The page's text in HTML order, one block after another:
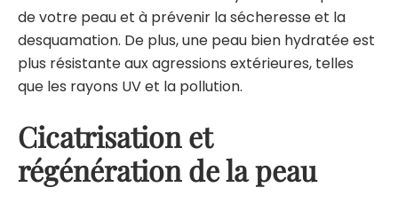
de votre peau et à prévenir la sécheresse et la
desquamation. De plus, une peau bien hydratée est
plus résistante aux agressions extérieures, telles
que les rayons UV et la pollution.
Cicatrisation et
régénération de la peau